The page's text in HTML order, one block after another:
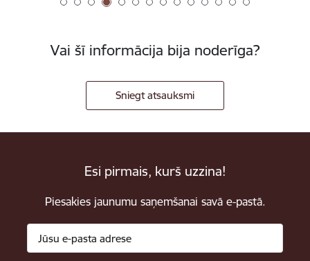
Vai šī informācija bija noderīga?
Sniegt atsauksmi
Esi pirmais, kurš uzzina!
Piesakies jaunumu saņemšanai savā e-pastā.